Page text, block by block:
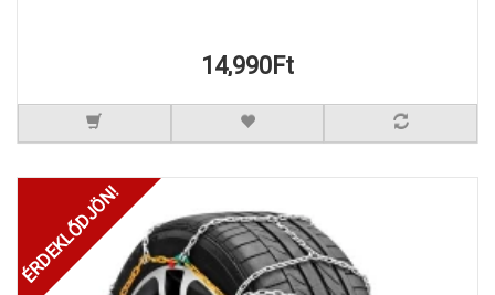
14,990Ft
ÉRDEKLŐDJÖN!